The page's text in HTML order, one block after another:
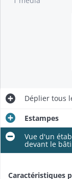
Déplier tous
Estampes
Vue d'un
devant le
Caractéristiques